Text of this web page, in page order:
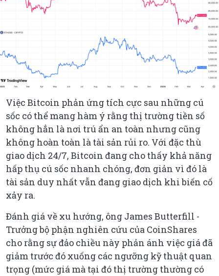
Việc Bitcoin phản ứng tích cực sau những cú
sốc có thể mang hàm ý rằng thị trường tiền số
không hẳn là nơi trú ẩn an toàn nhưng cũng
không hoàn toàn là tài sản rủi ro. Với đặc thù
giao dịch 24/7, Bitcoin đang cho thấy khả năng
hấp thụ cú sốc nhanh chóng, đơn giản vì đó là
tài sản duy nhất vẫn đang giao dịch khi biến cố
xảy ra.
Đánh giá về xu hướng, ông James Butterfill -
Trưởng bộ phận nghiên cứu của CoinShares
cho rằng sự đảo chiều này phản ánh việc giá đã
giảm trước đó xuống các ngưỡng kỹ thuật quan
trọng (mức giá mà tại đó thị trường thường có